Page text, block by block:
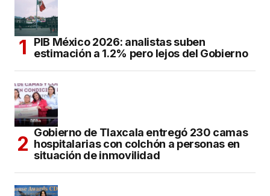
PIB México 2026: analistas suben
estimación a 1.2% pero lejos del Gobierno
Gobierno de Tlaxcala entregó 230 camas
hospitalarias con colchón a personas en
situación de inmovilidad